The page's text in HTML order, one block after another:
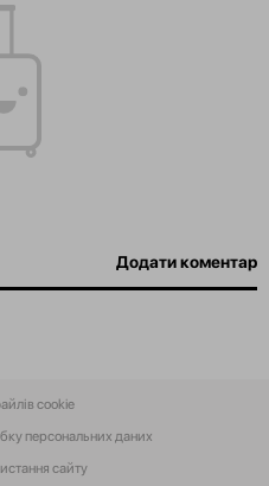
Додати коментар
персональних даних
сайту
cookie